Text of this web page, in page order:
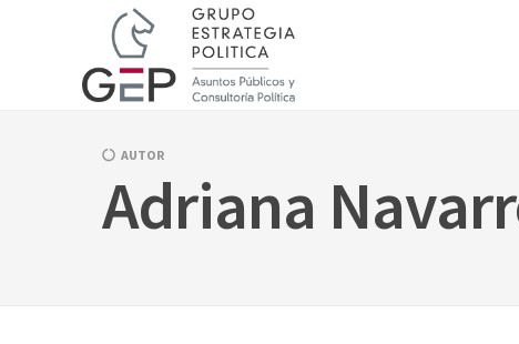
AUTOR
Adriana